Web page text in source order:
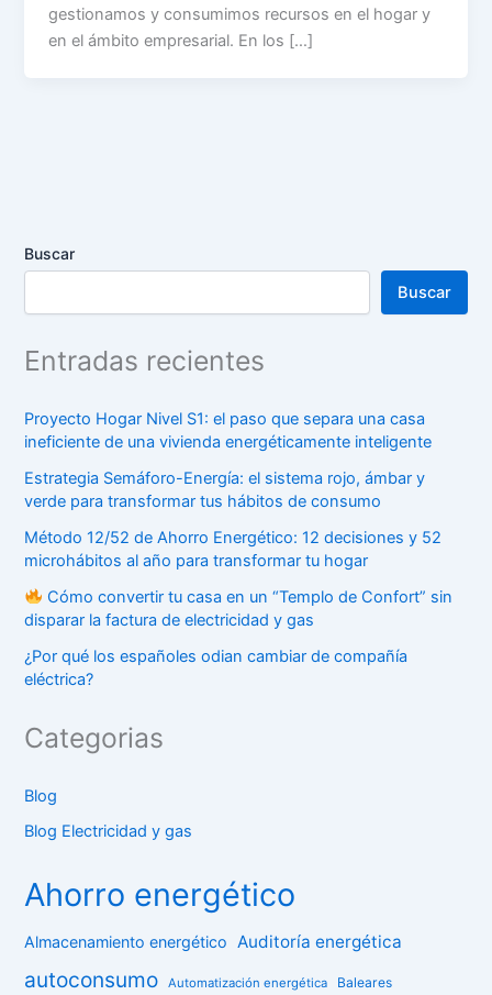
gestionamos y consumimos recursos en el hogar y
en el ámbito empresarial. En los […]
Buscar
Buscar
Entradas recientes
Proyecto Hogar Nivel S1: el paso que separa una casa
ineficiente de una vivienda energéticamente inteligente
Estrategia Semáforo-Energía: el sistema rojo, ámbar y
verde para transformar tus hábitos de consumo
Método 12/52 de Ahorro Energético: 12 decisiones y 52
microhábitos al año para transformar tu hogar
Cómo convertir tu casa en un “Templo de Confort” sin
disparar la factura de electricidad y gas
¿Por qué los españoles odian cambiar de compañía
eléctrica?
Categorias
Blog
Blog Electricidad y gas
Ahorro energético
Almacenamiento energético Auditoría energética
autoconsumo Automatización energética Baleares